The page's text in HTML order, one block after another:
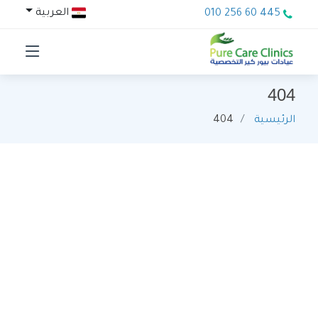
010 256 60 445
404
الرئيسية 404